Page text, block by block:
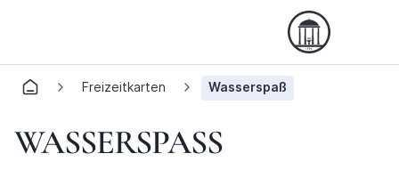
Freizeitkarten Wasserspaß
WASSERSPASS